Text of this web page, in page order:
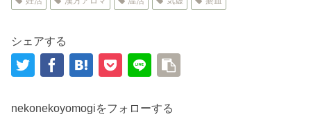
シェアする
nekonekoyomogiをフォローする